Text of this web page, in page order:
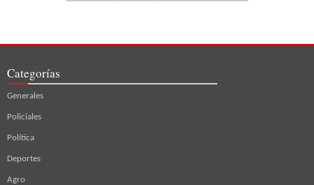
Categorías
Generales
Policiales
Política
Deportes
Agro